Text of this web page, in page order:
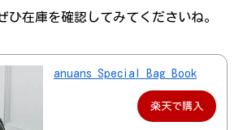
ひ在庫を確認してみてくださいね。
anuans Special Bag Book
楽天で購入